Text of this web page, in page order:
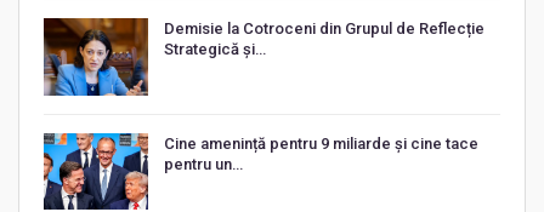
Demisie la Cotroceni din Grupul de Reflecție
Strategică și…
Cine amenință pentru 9 miliarde și cine tace
pentru un…